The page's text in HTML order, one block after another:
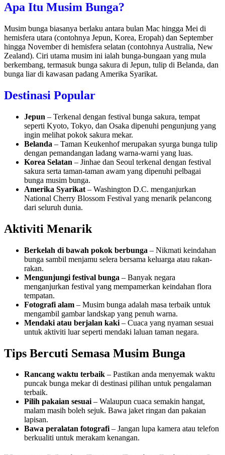
Apa Itu Musim Bunga?
Musim bunga biasanya berlaku antara bulan Mac hingga Mei di
hemisfera utara (contohnya Jepun, Korea, Eropah) dan September
hingga November di hemisfera selatan (contohnya Australia, New
Zealand). Ciri utama musim ini ialah bunga-bungaan yang mula
berkembang, termasuk bunga sakura di Jepun, tulip di Belanda, dan
bunga liar di kawasan padang Amerika Syarikat.
Destinasi Popular
Jepun – Terkenal dengan festival bunga sakura, tempat
seperti Kyoto, Tokyo, dan Osaka dipenuhi pengunjung yang
ingin melihat pokok sakura mekar.
Belanda – Taman Keukenhof merupakan syurga bunga tulip
dengan pemandangan ladang warna-warni yang luas.
Korea Selatan – Jinhae dan Seoul terkenal dengan festival
sakura serta taman-taman awam yang dipenuhi pelbagai
bunga musim bunga.
Amerika Syarikat – Washington D.C. menganjurkan
National Cherry Blossom Festival yang menarik pelancong
dari seluruh dunia.
Aktiviti Menarik
Berkelah di bawah pokok berbunga – Nikmati keindahan
bunga sambil menjamu selera bersama keluarga atau rakan-
rakan.
Mengunjungi festival bunga – Banyak negara
menganjurkan festival yang mempamerkan keindahan flora
tempatan.
Fotografi alam – Musim bunga adalah masa terbaik untuk
mengambil gambar landskap yang penuh warna.
Mendaki atau berjalan kaki – Cuaca yang nyaman sesuai
untuk aktiviti luar seperti mendaki laluan taman negara.
Tips Bercuti Semasa Musim Bunga
Rancang waktu terbaik – Pastikan anda menyemak waktu
puncak bunga mekar di destinasi pilihan untuk pengalaman
terbaik.
Pilih pakaian sesuai– Walaupun cuaca semakin hangat,
malam masih boleh sejuk. Bawa jaket ringan dan pakaian
lapisan.
Bawa peralatan fotografi– Jangan lupa kamera atau telefon
berkualiti untuk merakam kenangan.